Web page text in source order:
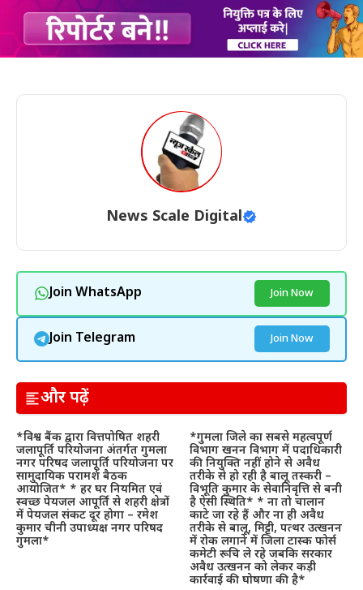
News Scale Digital
Join WhatsApp Join Now
Join Telegram Join Now
और पढ़ें
*विश्व बैंक द्वारा वित्तपोषित शहरी
जलापूर्ति परियोजना अंतर्गत गुमला
नगर परिषद जलापूर्ति परियोजना पर
सामुदायिक परामर्श बैठक
आयोजित* * हर घर नियमित एवं
स्वच्छ पेयजल आपूर्ति से शहरी क्षेत्रों
में पेयजल संकट दूर होगा – रमेश
कुमार चीनी उपाध्यक्ष नगर परिषद
गुमला*
*गुमला जिले का सबसे महत्वपूर्ण
विभाग खनन विभाग में पदाधिकारी
की नियुक्ति नहीं होने से अवैध
तरीके से हो रही है बालू तस्करी –
विभूति कुमार के सेवानिवृत्ति से बनी
है ऐसी स्थिति* * ना तो चालान
काटे जा रहे हैं और ना ही अवैध
तरीके से बालू, मिट्टी, पत्थर उत्खनन
में रोक लगाने में जिला टास्क फोर्स
कमेटी रूचि ले रहे जबकि सरकार
अवैध उत्खनन को लेकर कड़ी
कार्रवाई की घोषणा की है*